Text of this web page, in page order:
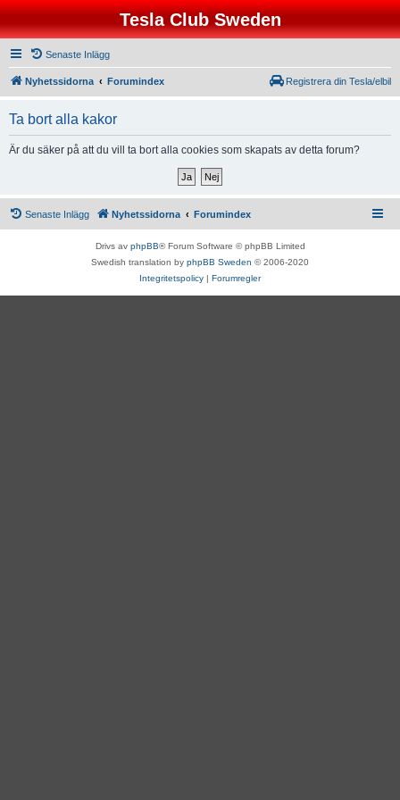
Tesla Club Sweden
Senaste Inlägg
Nyhetssidorna Forumindex Registrera din Tesla/elbil
Ta bort alla kakor
Är du säker på att du vill ta bort alla cookies som skapats av detta forum?
Senaste Inlägg Nyhetssidorna Forumindex
Drivs av phpBB® Forum Software © phpBB Limited
Swedish translation by phpBB Sweden © 2006-2020
Integritetspolicy | Forumregler